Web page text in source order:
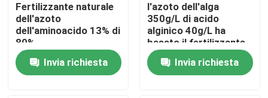
Richieda una citazione
Fertilizzante organico di acido umico
Fertilizzante naturale
dell'azoto
dell'aminoacido 13% di
80%
Invia richiesta
l'azoto dell'alga
350g/L di acido
alginico 40g/L ha
basato il fertilizzante
Invia richiesta